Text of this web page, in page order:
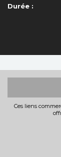
Durée :
Ces liens